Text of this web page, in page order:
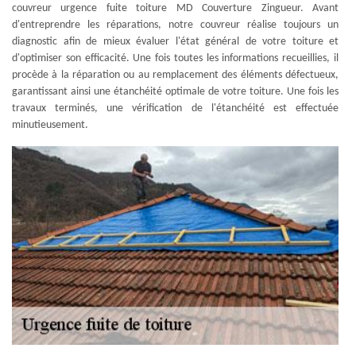
couvreur urgence fuite toiture MD Couverture Zingueur. Avant
d'entreprendre les réparations, notre couvreur réalise toujours un
diagnostic afin de mieux évaluer l'état général de votre toiture et
d'optimiser son efficacité. Une fois toutes les informations recueillies, il
procède à la réparation ou au remplacement des éléments défectueux,
garantissant ainsi une étanchéité optimale de votre toiture. Une fois les
travaux terminés, une vérification de l'étanchéité est effectuée
minutieusement.